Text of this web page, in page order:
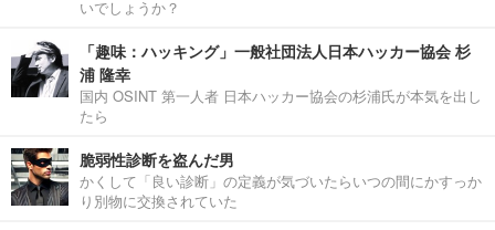
いでしょうか？
「趣味：ハッキング」一般社団法人日本ハッカー協会 杉
浦 隆幸
国内 OSINT 第一人者 日本ハッカー協会の杉浦氏が本気を出し
たら
脆弱性診断を盗んだ男
かくして「良い診断」の定義が気づいたらいつの間にかすっか
り別物に交換されていた